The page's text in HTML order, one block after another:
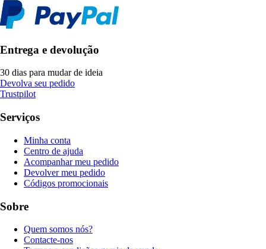
Entrega e devolução
30 dias para mudar de ideia
Devolva seu pedido
Trustpilot
Serviços
Minha conta
Centro de ajuda
Acompanhar meu pedido
Devolver meu pedido
Códigos promocionais
Sobre
Quem somos nós?
Contacte-nos